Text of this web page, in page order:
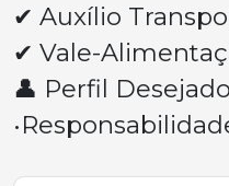
✔ Auxílio
✔ Vale-
👤 Perfil Desejado